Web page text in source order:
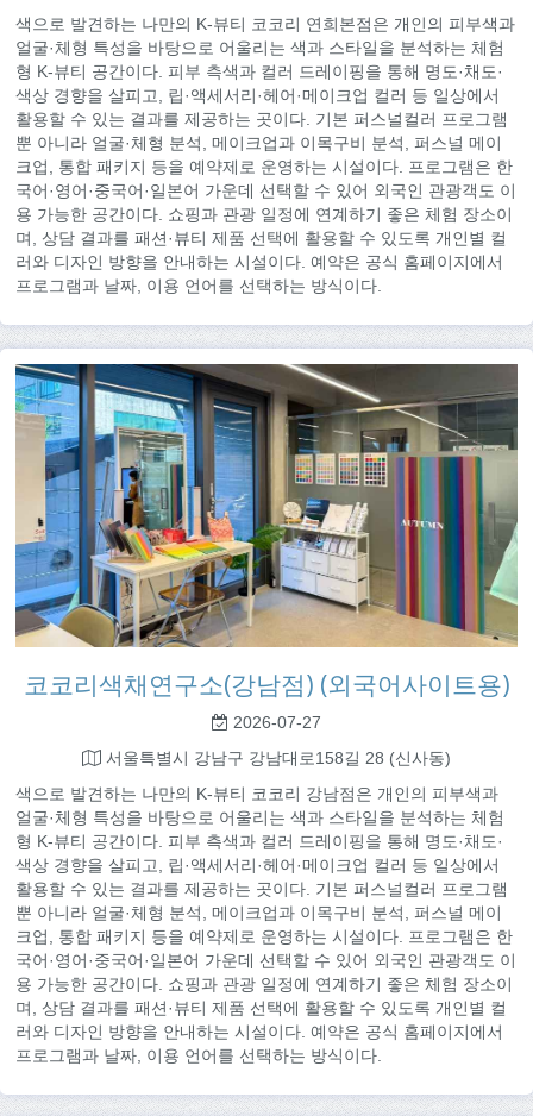
색으로 발견하는 나만의 K-뷰티 코코리 연희본점은 개인의 피부색과
얼굴·체형 특성을 바탕으로 어울리는 색과 스타일을 분석하는 체험
형 K-뷰티 공간이다. 피부 측색과 컬러 드레이핑을 통해 명도·채도·
색상 경향을 살피고, 립·액세서리·헤어·메이크업 컬러 등 일상에서
활용할 수 있는 결과를 제공하는 곳이다. 기본 퍼스널컬러 프로그램
뿐 아니라 얼굴·체형 분석, 메이크업과 이목구비 분석, 퍼스널 메이
크업, 통합 패키지 등을 예약제로 운영하는 시설이다. 프로그램은 한
국어·영어·중국어·일본어 가운데 선택할 수 있어 외국인 관광객도 이
용 가능한 공간이다. 쇼핑과 관광 일정에 연계하기 좋은 체험 장소이
며, 상담 결과를 패션·뷰티 제품 선택에 활용할 수 있도록 개인별 컬
러와 디자인 방향을 안내하는 시설이다. 예약은 공식 홈페이지에서
프로그램과 날짜, 이용 언어를 선택하는 방식이다.
코코리색채연구소(강남점) (외국어사이트용)
2026-07-27
서울특별시 강남구 강남대로158길 28 (신사동)
색으로 발견하는 나만의 K-뷰티 코코리 강남점은 개인의 피부색과
얼굴·체형 특성을 바탕으로 어울리는 색과 스타일을 분석하는 체험
형 K-뷰티 공간이다. 피부 측색과 컬러 드레이핑을 통해 명도·채도·
색상 경향을 살피고, 립·액세서리·헤어·메이크업 컬러 등 일상에서
활용할 수 있는 결과를 제공하는 곳이다. 기본 퍼스널컬러 프로그램
뿐 아니라 얼굴·체형 분석, 메이크업과 이목구비 분석, 퍼스널 메이
크업, 통합 패키지 등을 예약제로 운영하는 시설이다. 프로그램은 한
국어·영어·중국어·일본어 가운데 선택할 수 있어 외국인 관광객도 이
용 가능한 공간이다. 쇼핑과 관광 일정에 연계하기 좋은 체험 장소이
며, 상담 결과를 패션·뷰티 제품 선택에 활용할 수 있도록 개인별 컬
러와 디자인 방향을 안내하는 시설이다. 예약은 공식 홈페이지에서
프로그램과 날짜, 이용 언어를 선택하는 방식이다.